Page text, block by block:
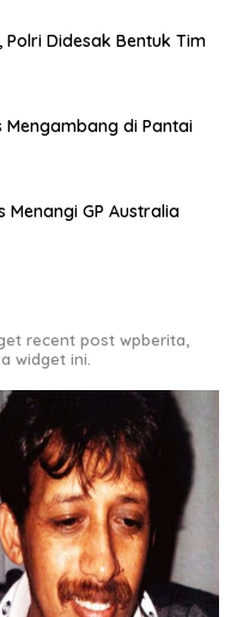
Polri Didesak Bentuk Tim
Mengambang di Pantai
Menangi GP Australia
recent post wpberita,
widget ini.